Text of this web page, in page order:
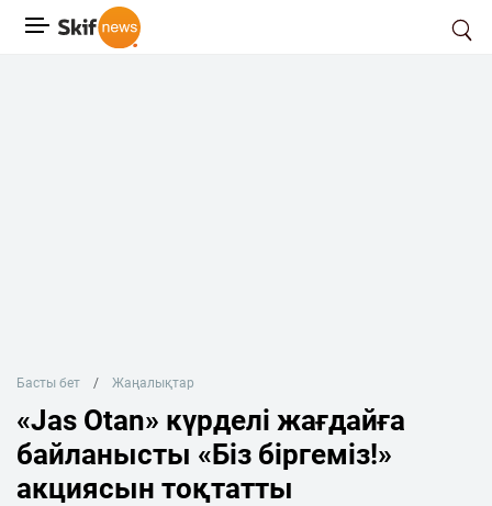
Басты бет Жаңалықтар
«Jas Otan» күрделі жағдайға
байланысты «Біз біргеміз!»
акциясын тоқтатты